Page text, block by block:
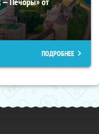
ПОДРОБНЕЕ